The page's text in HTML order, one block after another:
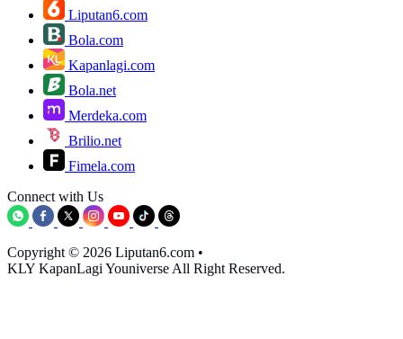
Liputan6.com
Bola.com
Kapanlagi.com
Bola.net
Merdeka.com
Brilio.net
Fimela.com
Connect with Us
Copyright © 2026 Liputan6.com •
KLY KapanLagi Youniverse All Right Reserved.